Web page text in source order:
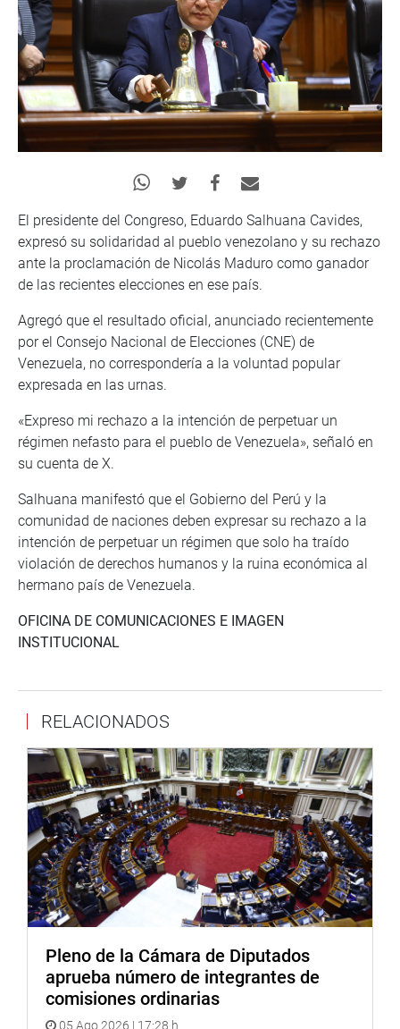
El presidente del Congreso, Eduardo Salhuana Cavides,
expresó su solidaridad al pueblo venezolano y su rechazo
ante la proclamación de Nicolás Maduro como ganador
de las recientes elecciones en ese país.
Agregó que el resultado oficial, anunciado recientemente
por el Consejo Nacional de Elecciones (CNE) de
Venezuela, no correspondería a la voluntad popular
expresada en las urnas.
«Expreso mi rechazo a la intención de perpetuar un
régimen nefasto para el pueblo de Venezuela», señaló en
su cuenta de X.
Salhuana manifestó que el Gobierno del Perú y la
comunidad de naciones deben expresar su rechazo a la
intención de perpetuar un régimen que solo ha traído
violación de derechos humanos y la ruina económica al
hermano país de Venezuela.
OFICINA DE COMUNICACIONES E IMAGEN
INSTITUCIONAL
RELACIONADOS
Pleno de la Cámara de Diputados
aprueba número de integrantes de
comisiones ordinarias
05 Ago 2026 | 17:28 h